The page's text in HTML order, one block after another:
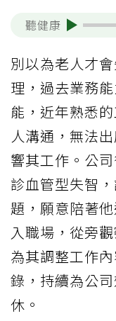
聽健康
別以為老人才
理，過去業務
能，近年熟悉
人溝通，無法
響其工作。公
診血管型失智
題，願意陪著
入職場，從旁
為其調整工作
錄，持續為公
休。